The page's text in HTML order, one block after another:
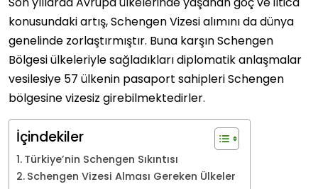
konusundaki artış, Schengen Vizesi alımını da dünya
genelinde zorlaştırmıştır. Buna karşın Schengen
Bölgesi ülkeleriyle sağladıkları diplomatik anlaşmalar
vesilesiye 57 ülkenin pasaport sahipleri Schengen
bölgesine vizesiz girebilmektedirler.
İçindekiler
Türkiye’nin Schengen Sıkıntısı
Schengen Vizesi Alması Gereken Ülkeler